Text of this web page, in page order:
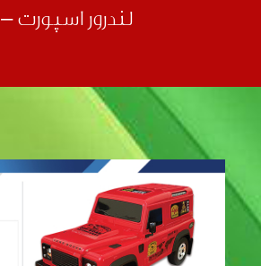
لندرور اسپورت – 95123 – 95124
لندرور اسپورت – 95123 – 95124